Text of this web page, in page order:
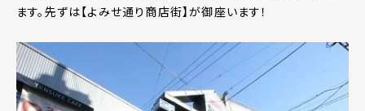
ます。先ずは【よみせ通り商店街】が御座います！